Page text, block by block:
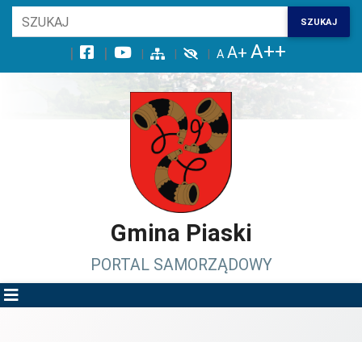
Wróć na początek strony
Przejdź do treści głównej
Przejdź do stopki
Przejdź do menu górnego
Przejdź do mapy serwisu
SZUKAJ
Gmina Piaski
PORTAL SAMORZĄDOWY